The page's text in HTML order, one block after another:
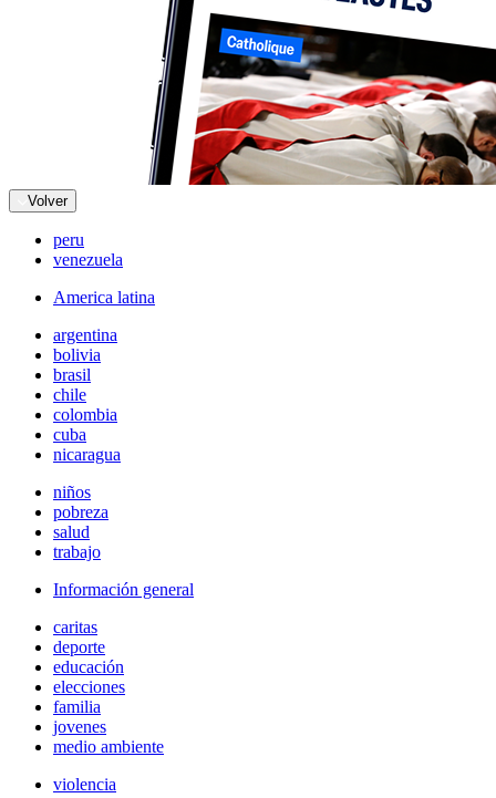
Volver
peru
venezuela
America latina
argentina
bolivia
brasil
chile
colombia
cuba
nicaragua
niños
pobreza
salud
trabajo
Información general
caritas
deporte
educación
elecciones
familia
jovenes
medio ambiente
violencia